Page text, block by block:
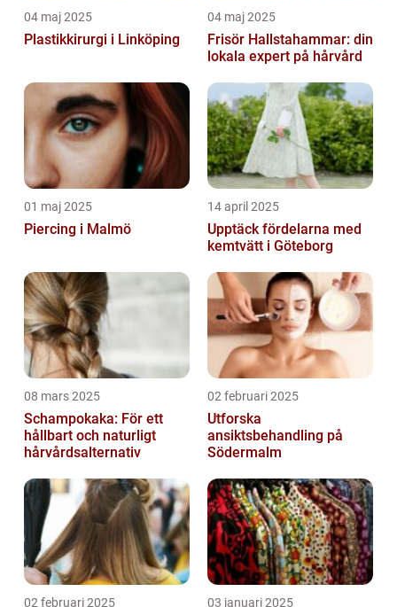
04 maj 2025
Plastikkirurgi i Linköping
04 maj 2025
Frisör Hallstahammar: din
lokala expert på hårvård
01 maj 2025
Piercing i Malmö
14 april 2025
Upptäck fördelarna med
kemtvätt i Göteborg
08 mars 2025
Schampokaka: För ett
hållbart och naturligt
hårvårdsalternativ
02 februari 2025
Utforska
ansiktsbehandling på
Södermalm
02 februari 2025 03 januari 2025